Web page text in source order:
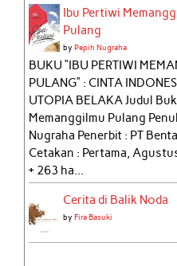
Ibu Pertiwi
Pulang
byPepih Nugraha
BUKU “IBU PERTIWI
PULANG” : CINTA
UTOPIA BELAKA Judul
Memanggilmu Pulang
Nugraha Penerbit : PT
Cetakan : Pertama,
+ 263 ha...
Cerita di Balik Noda
byFira Basuki